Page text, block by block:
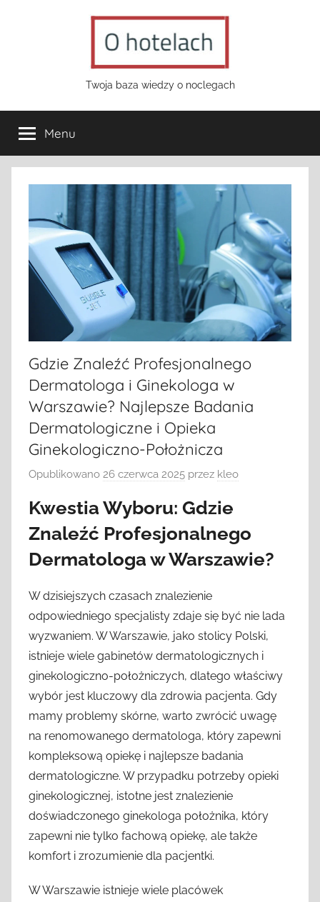
hotelach.pl
Twoja baza wiedzy o noclegach
Menu
Gdzie Znaleźć Profesjonalnego
Dermatologa i Ginekologa w
Warszawie? Najlepsze Badania
Dermatologiczne i Opieka
Ginekologiczno-Położnicza
Opublikowano 26 czerwca 2025 przez kleo
Kwestia Wyboru: Gdzie
Znaleźć Profesjonalnego
Dermatologa w Warszawie?
W dzisiejszych czasach znalezienie
odpowiedniego specjalisty zdaje się być nie lada
wyzwaniem. W Warszawie, jako stolicy Polski,
istnieje wiele gabinetów dermatologicznych i
ginekologiczno-położniczych, dlatego właściwy
wybór jest kluczowy dla zdrowia pacjenta. Gdy
mamy problemy skórne, warto zwrócić uwagę
na renomowanego dermatologa, który zapewni
kompleksową opiekę i najlepsze badania
dermatologiczne. W przypadku potrzeby opieki
ginekologicznej, istotne jest znalezienie
doświadczonego ginekologa położnika, który
zapewni nie tylko fachową opiekę, ale także
komfort i zrozumienie dla pacjentki.
W Warszawie istnieje wiele placówek